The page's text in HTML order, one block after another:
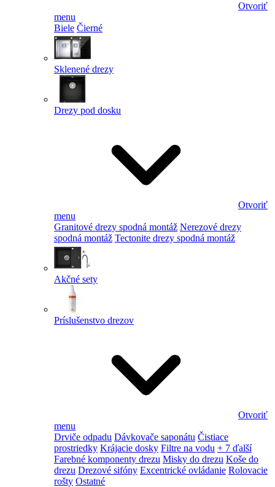
Otvoriť
menu
Biele Čierné
Sklenené drezy
Drezy pod dosku
Otvoriť
menu
Granitové drezy spodná montáž Nerezové drezy
spodná montáž Tectonite drezy spodná montáž
Akčné sety
Príslušenstvo drezov
Otvoriť
menu
Drviče odpadu Dávkovače saponátu Čistiace
prostriedky Krájacie dosky Filtre na vodu + 7 ďalší
Farebné komponenty drezu Misky do drezu Koše do
drezu Drezové sifóny Excentrické ovládanie Rolovacie
rošty Ostatné